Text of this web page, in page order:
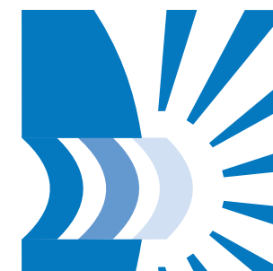
Skip